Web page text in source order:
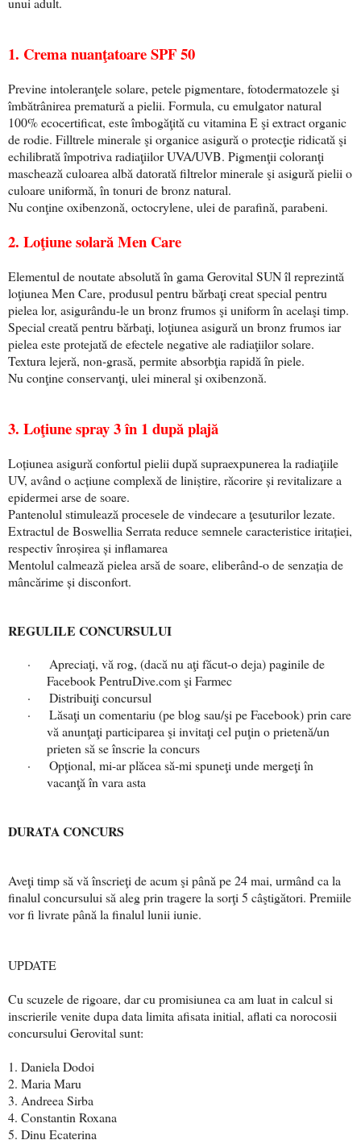
1. Crema nuanţatoare SPF 50
Previne intoleranţele solare, petele pigmentare, fotodermatozele şi
îmbătrânirea prematură a pielii. Formula, cu emulgator natural
100% ecocertificat, este îmbogăţită cu vitamina E şi extract organic
de rodie. Filltrele minerale şi organice asigură o protecţie ridicată şi
echilibrată împotriva radiaţiilor UVA/UVB. Pigmenţii coloranţi
maschează culoarea albă datorată filtrelor minerale şi asigură pielii o
culoare uniformă, în tonuri de bronz natural.
Nu conţine oxibenzonă, octocrylene, ulei de parafină, parabeni.
2. Loţiune solară Men Care
Elementul de noutate absolută în gama Gerovital SUN îl reprezintă
loţiunea Men Care, produsul pentru bărbaţi creat special pentru
pielea lor, asigurându-le un bronz frumos şi uniform în acelaşi timp.
Special creată pentru bărbaţi, loţiunea asigură un bronz frumos iar
pielea este protejată de efectele negative ale radiaţiilor solare.
Textura lejeră, non-grasă, permite absorbţia rapidă în piele.
Nu conţine conservanţi, ulei mineral şi oxibenzonă.
3. Loţiune spray 3 în 1 după plajă
Loțiunea asigură confortul pielii după supraexpunerea la radiaţiile
UV, având o acțiune complexă de liniștire, răcorireși revitalizare a
epidermei arse de soare.
Pantenolul stimulează procesele de vindecare a ţesuturilor lezate.
Extractul de Boswellia Serrata reduce semnele caracteristice iritației,
respectiv înroșirea și inflamarea
Mentolul calmează pielea arsă de soare, eliberând-o de senzația de
mâncărimeși disconfort.
REGULILE CONCURSULUI
·
Apreciaţi, vă rog, (dacă nu aţi făcut-o deja) paginile de
Facebook PentruDive.com şi Farmec
·
Distribuiţi concursul
·
Lăsaţi un comentariu (pe blog sau/şi pe Facebook) prin care
vă anunţaţi participarea şi invitaţi cel puţin o prietenă/un
prieten să se înscrie la concurs
·
Opţional, mi-ar plăcea să-mi spuneţi unde mergeţi în
vacanţă în vara asta
DURATA CONCURS
Aveţi timp să vă înscrieţi de acum şi până pe 24 mai, urmând ca la
finalul concursului să aleg prin tragere la sorţi 5 câştigători. Premiile
vor fi livrate până la finalul lunii iunie.
UPDATE
Cu scuzele de rigoare, dar cu promisiunea ca am luat in calcul si
inscrierile venite dupa data limita afisata initial, aflati ca norocosii
concursului Gerovital sunt:
1. Daniela Dodoi
2. Maria Maru
3. Andreea Sirba
4. Constantin Roxana
5. Dinu Ecaterina